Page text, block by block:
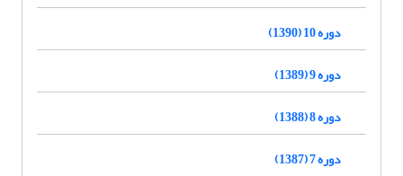
دوره 10 (1390)
دوره 9 (1389)
دوره 8 (1388)
دوره 7 (1387)